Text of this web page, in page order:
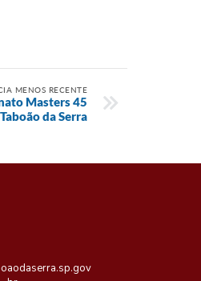
MENOS RECENTE
Masters 45
da Serra